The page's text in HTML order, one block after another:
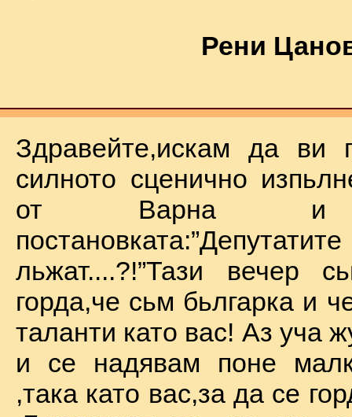
Рени
Здравейте,искам да ви
силното сценично
от Варна и
льжат....?!”Тази вечер
горда,че сьм бьлгарка и
таланти като вас! Аз уча
и се надявам поне
,така като вас,за да се